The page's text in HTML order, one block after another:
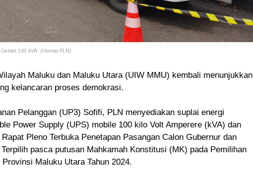
100 kVA. (Humas PLN)
Maluku dan Maluku Utara (UIW MMU) kembali menunjukkan
kelancaran proses demokrasi.
Pelanggan (UP3) Sofifi, PLN menyediakan suplai energi
Power Supply (UPS) mobile 100 kilo Volt Amperere (kVA) dan
Pleno Terbuka Penetapan Pasangan Calon Gubernur dan
pasca putusan Mahkamah Konstitusi (MK) pada Pemilihan
Maluku Utara Tahun 2024.